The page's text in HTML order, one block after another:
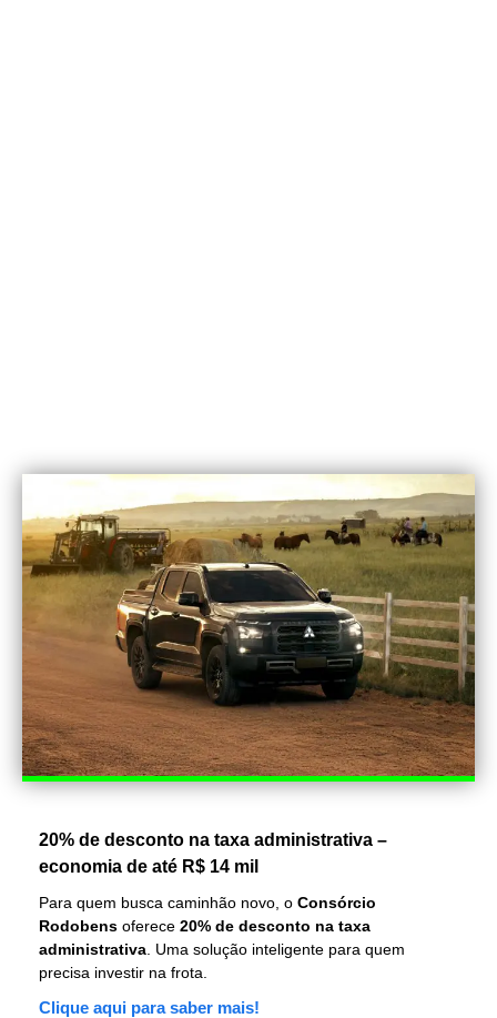
20% de desconto na taxa administrativa –
economia de até R$ 14 mil
Para quem busca caminhão novo, o Consórcio
Rodobens oferece 20% de desconto na taxa
administrativa . Uma solução inteligente para quem
precisa investir na frota.
Clique aqui para saber mais!